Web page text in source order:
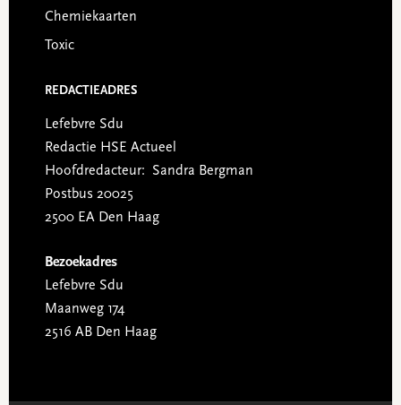
Chemiekaarten
Toxic
REDACTIEADRES
Lefebvre Sdu
Redactie HSE Actueel
Hoofdredacteur: Sandra Bergman
Postbus 20025
2500 EA Den Haag
Bezoekadres
Lefebvre Sdu
Maanweg 174
2516 AB Den Haag